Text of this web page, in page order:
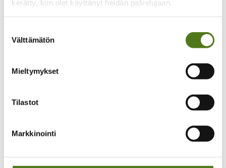
kerätty, kun olet käyttänyt heidän palvelujaan.
valinta
Välttämätön
Mieltymykset
Tilastot
Markkinointi
Historia
Tietosuojaselosteet
Webropol kysely- ja raportointisovelluksella
Kannatusjäsenrekisterin tietosuojaseloste
Saavutettavuusseloste
Yhteystiedot
Yhdistysten yhteystiedot